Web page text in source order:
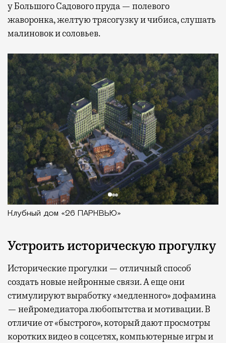
у Большого Садового пруда — полевого
жаворонка, желтую трясогузку и чибиса, слушать
малиновок и соловьев.
Клубный дом «26 ПАРКВЬЮ»
Устроить историческую прогулку
Исторические прогулки — отличный способ
создать новые нейронные связи. А еще они
стимулируют выработку «медленного» дофамина
— нейромедиатора любопытства и мотивации. В
отличие от «быстрого», который дают просмотры
коротких видео в соцсетях, компьютерные игры и